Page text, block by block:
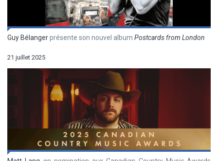
Guy Bélangerprésente son nouvel album Postcards from London
21 juillet 2025